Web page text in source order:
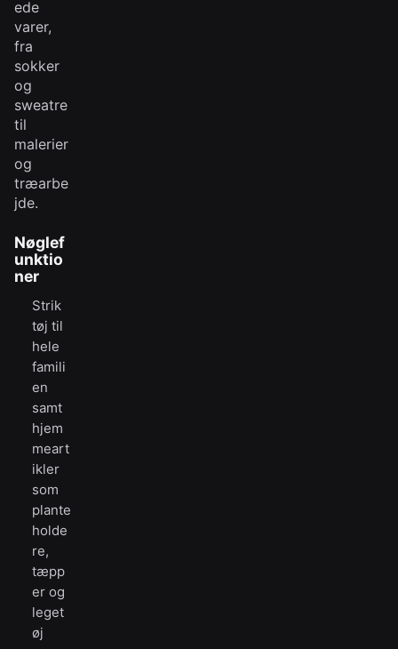
ede
varer,
fra
sokker
og
sweatre
til
malerier
og
træarbe
jde.
Nøglef
unktio
ner
Strik
tøj til
hele
famili
en
samt
hjem
meart
ikler
som
plante
holde
re,
tæpp
er og
leget
øj